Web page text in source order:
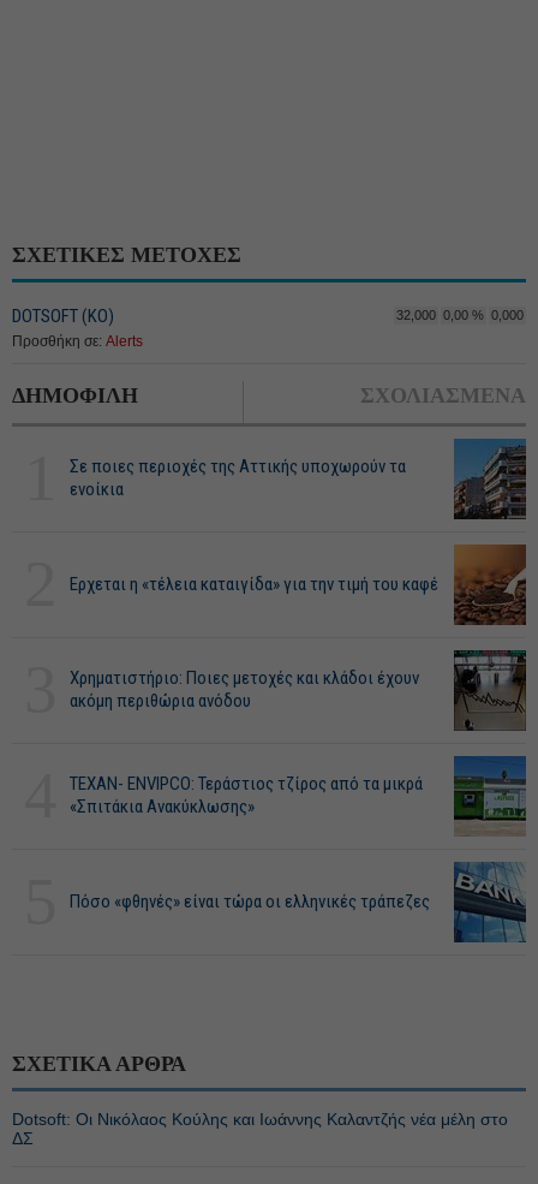
ΣΧΕΤΙΚΕΣ ΜΕΤΟΧΕΣ
DOTSOFT (ΚΟ) 32,000 0,00 % 0,000
Προσθήκη σε: Alerts
ΔΗΜΟΦΙΛΗ ΣΧΟΛΙΑΣΜΕΝΑ
Σε ποιες περιοχές της Αττικής υποχωρούν τα
ενοίκια
Ερχεται η «τέλεια καταιγίδα» για την τιμή του καφέ
Χρηματιστήριο: Ποιες μετοχές και κλάδοι έχουν
ακόμη περιθώρια ανόδου
ΤΕΧΑΝ- ENVIPCO: Τεράστιος τζίρος από τα μικρά
«Σπιτάκια Ανακύκλωσης»
Πόσο «φθηνές» είναι τώρα οι ελληνικές τράπεζες
ΣΧΕΤΙΚΑ ΑΡΘΡΑ
Dotsoft: Οι Νικόλαος Κούλης και Ιωάννης Καλαντζής νέα μέλη στο
ΔΣ